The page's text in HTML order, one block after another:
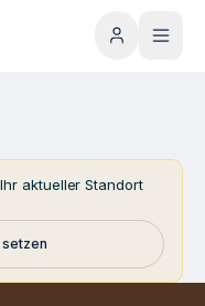
aktueller Standort
setzen